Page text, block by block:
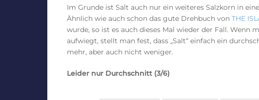
Im Grunde ist Salt auch nur ein weiteres Salzkorn in
Ähnlich wie auch schon das gute Drehbuch von THE
wurde, so ist es auch dieses Mal wieder der Fall. Wenn
aufwiegt, stellt man fest, dass „Salt“ einfach ein
mehr, aber auch nicht weniger.
Leider nur Durchschnitt (3/6)